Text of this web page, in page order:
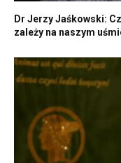
Dr Jerzy Jaśkowski:
zależy na naszym